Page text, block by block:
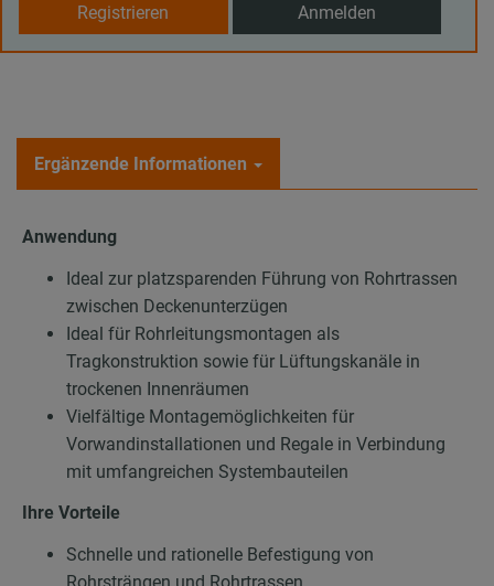
Registrieren Anmelden
Ergänzende Informationen
Anwendung
Ideal zur platzsparenden Führung von Rohrtrassen
zwischen Deckenunterzügen
Ideal für Rohrleitungsmontagen als
Tragkonstruktion sowie für Lüftungskanäle in
trockenen Innenräumen
Vielfältige Montagemöglichkeiten für
Vorwandinstallationen und Regale in Verbindung
mit umfangreichen Systembauteilen
Ihre Vorteile
Schnelle und rationelle Befestigung von